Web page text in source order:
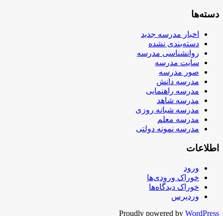
دسته‌ها
اخبار مدرسه جدید
دسته‌بندی نشده
روانشناسی مدرسه
سایت مدرسه
صور مدرسه
مدرسه دانش
مدرسه راهنمایی
مدرسه شاهد
مدرسه شبانه روزی
مدرسه معلم
مدرسه نمونه دولتی
اطلاعات
ورود
خوراک ورودی‌ها
خوراک دیدگاه‌ها
وردپرس
Proudly powered by WordPress